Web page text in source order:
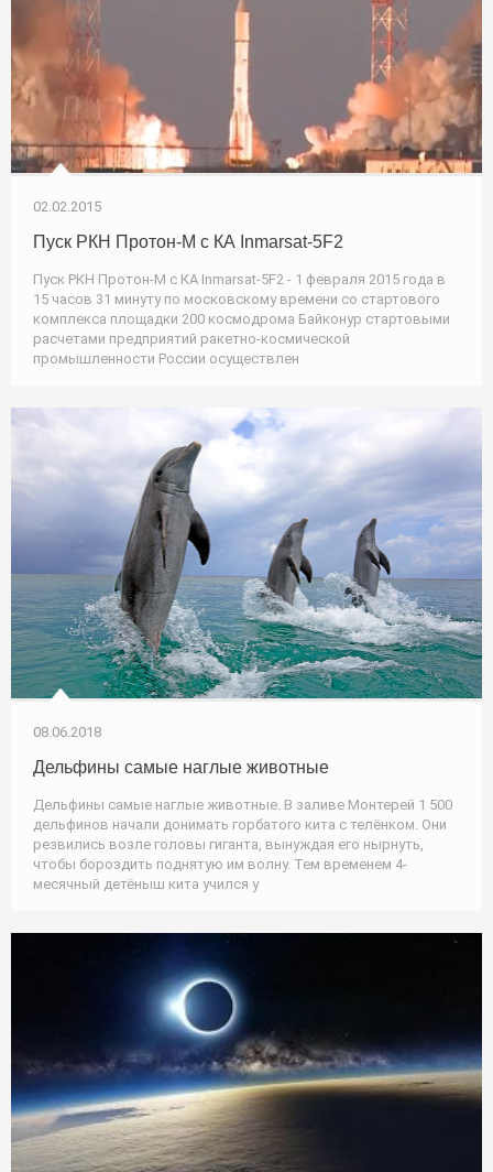
02.02.2015
Пуск РКН Протон-М с КА Inmarsat-5F2
Пуск РКН Протон-М с КА Inmarsat-5F2 - 1 февраля 2015 года в
15 часов 31 минуту по московскому времени со стартового
комплекса площадки 200 космодрома Байконур стартовыми
расчетами предприятий ракетно-космической
промышленности России осуществлен
08.06.2018
Дельфины самые наглые животные
Дельфины самые наглые животные. В заливе Монтерей 1 500
дельфинов начали донимать горбатого кита с телёнком. Они
резвились возле головы гиганта, вынуждая его нырнуть,
чтобы бороздить поднятую им волну. Тем временем 4-
месячный детёныш кита учился у